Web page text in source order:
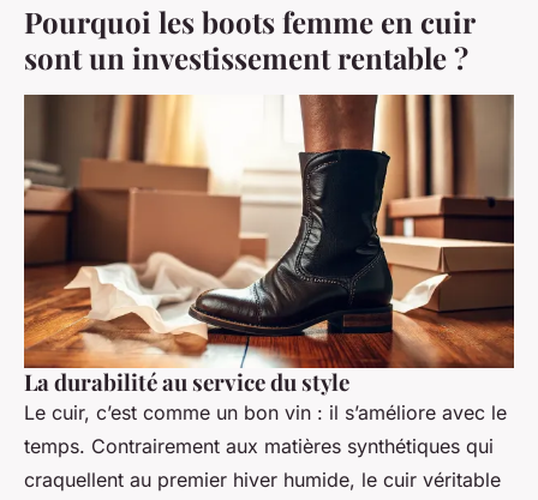
Pourquoi les boots femme en cuir
sont un investissement rentable ?
La durabilité au service du style
Le cuir, c’est comme un bon vin : il s’améliore avec le
temps. Contrairement aux matières synthétiques qui
craquellent au premier hiver humide, le cuir véritable